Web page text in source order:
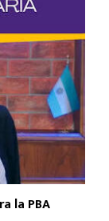
la PBA